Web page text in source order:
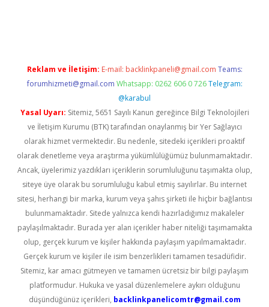
Reklam ve İletişim: E-mail: backlinkpaneli@gmail.com Teams:
forumhizmeti@gmail.com Whatsapp: 0262 606 0 726 Telegram:
@karabul
Yasal Uyarı: Sitemiz, 5651 Sayılı Kanun gereğince Bilgi Teknolojileri
ve İletişim Kurumu (BTK) tarafından onaylanmış bir Yer Sağlayıcı
olarak hizmet vermektedir. Bu nedenle, sitedeki içerikleri proaktif
olarak denetleme veya araştırma yükümlülüğümüz bulunmamaktadır.
Ancak, üyelerimiz yazdıkları içeriklerin sorumluluğunu taşımakta olup,
siteye üye olarak bu sorumluluğu kabul etmiş sayılırlar. Bu internet
sitesi, herhangi bir marka, kurum veya şahıs şirketi ile hiçbir bağlantısı
bulunmamaktadır. Sitede yalnızca kendi hazırladığımız makaleler
paylaşılmaktadır. Burada yer alan içerikler haber niteliği taşımamakta
olup, gerçek kurum ve kişiler hakkında paylaşım yapılmamaktadır.
Gerçek kurum ve kişiler ile isim benzerlikleri tamamen tesadüfidir.
Sitemiz, kar amacı gütmeyen ve tamamen ücretsiz bir bilgi paylaşım
platformudur. Hukuka ve yasal düzenlemelere aykırı olduğunu
düşündüğünüz içerikleri, backlinkpanelicomtr@gmail.com